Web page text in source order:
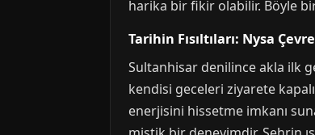
harika bir fikir olabilir. Böyle
Tarihin Fısıltıları: Nysa
Sultanhisar denilince akla ilk
kendisi geceleri ziyarete
enerjisini hissetme imkanı